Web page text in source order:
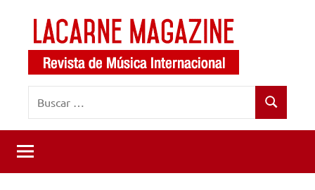
contenido
LaCarne
Magazine
de
música
internacional
Buscar